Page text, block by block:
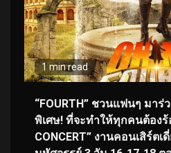
1 min read
“FOURTH” ชวนแฟนๆ มาร่
พิเศษ! ที่จะทำให้ทุกคนต้องร้
CONCERT” งานคอนเสิร์ต